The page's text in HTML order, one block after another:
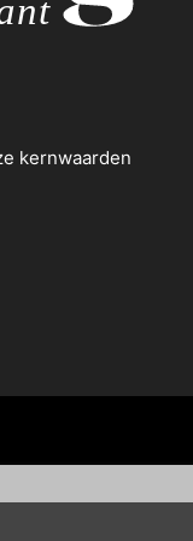
kernwaarden